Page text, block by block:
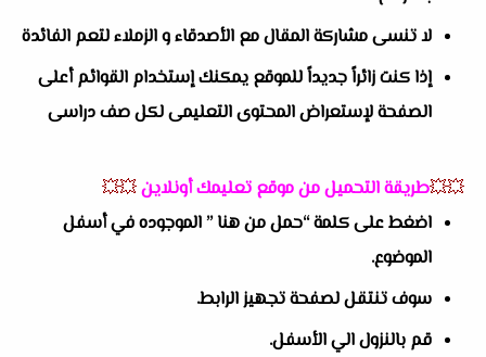
لا تنسى مشاركة المقال مع الأصدقاء و الزملاء لتعم الفائدة
إذا كنت زائراً جديداً للموقع يمكنك إستخدام القوائم أعلى
الصفحة لإستعراض المحتوى التعليمى لكل صف دراسى
💥💥طريقة التحميل من موقع تعليمك أونلاين💥💥
اضغط على كلمة “حمل من هنا ” الموجوده في أسفل
الموضوع.
سوف تنتقل لصفحة تجهيز الرابط.
قم بالنزول الي الأسفل.